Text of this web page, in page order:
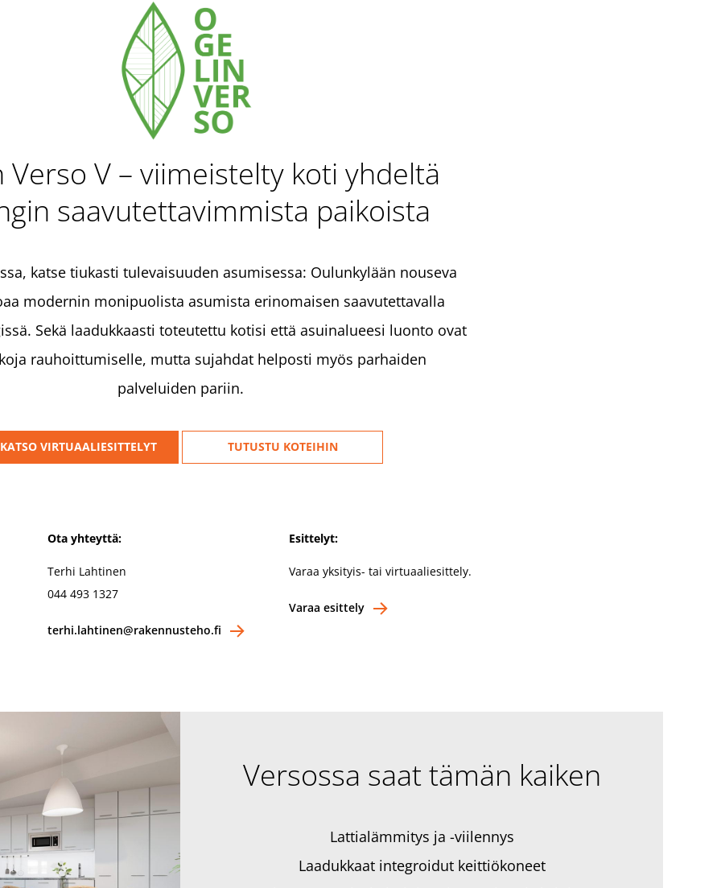
Verso V – viimeistelty koti yhdeltä
saavutettavimmista paikoista
katse tiukasti tulevaisuuden asumisessa: Oulunkylään nouseva
modernin monipuolista asumista erinomaisen saavutettavalla
Sekä laadukkaasti toteutettu kotisi että asuinalueesi luonto ovat
rauhoittumiselle, mutta sujahdat helposti myös parhaiden
palveluiden pariin.
KATSO VIRTUAALIESITTELYT TUTUSTU KOTEIHIN
Ota yhteyttä:
Terhi Lahtinen
044 493 1327
terhi.lahtinen@rakennusteho.fi
Esittelyt:
Varaa yksityis- tai virtuaaliesittely.
Varaa esittely
Versossa saat tämän kaiken
Lattialämmitys ja -viilennys
Laadukkaat integroidut keittiökoneet